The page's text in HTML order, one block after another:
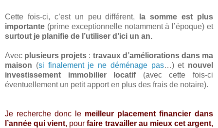
Cette fois-ci, c’est un peu différent,
la somme est plus
importante (prime exceptionnelle notamment à l’époque) et
surtout je planifie de l’utiliser d’ici un an.
Avec plusieurs projets : travaux d’améliorations dans ma
maison (si finalement je ne déménage pas…) etnouvel
investissement immobilier locatif(avec cette fois-ci
éventuellement un petit apport en plus des frais de notaire).
Je recherche donc le meilleur placement financier dans
l’année qui vient, pourfaire travailler au mieux cet argent,